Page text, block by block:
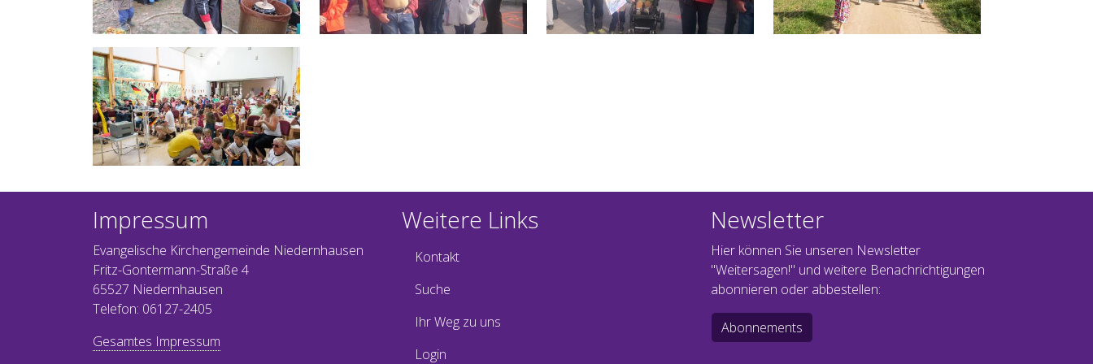
Impressum
Evangelische Kirchengemeinde Niedernhausen
Fritz-Gontermann-Straße 4
65527 Niedernhausen
Telefon: 06127-2405
Gesamtes Impressum
Weitere Links
Kontakt
Suche
Ihr Weg zu uns
Login
Newsletter
Hier können Sie unseren Newsletter
"Weitersagen!" und weitere Benachrichtigungen
abonnieren oder abbestellen:
Abonnements